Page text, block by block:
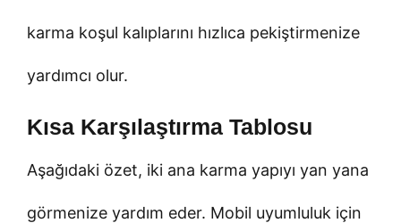
karma koşul kalıplarını hızlıca pekiştirmenize
yardımcı olur.
Kısa Karşılaştırma Tablosu
Aşağıdaki özet, iki ana karma yapıyı yan yana
görmenize yardım eder. Mobil uyumluluk için